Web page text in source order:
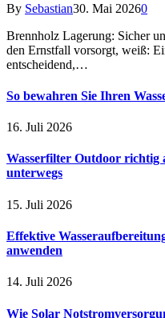
By Sebastian30. Mai 20260
Brennholz Lagerung: Sicher
den Ernstfall vorsorgt, weiß:
entscheidend,…
So bewahren Sie Ihren
16. Juli 2026
Wasserfilter Outdoor richtig
unterwegs
15. Juli 2026
Effektive
anwenden
14. Juli 2026
Wie Solar